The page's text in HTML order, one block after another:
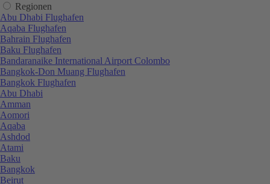
Regionen
Abu Dhabi Flughafen
Aqaba Flughafen
Bahrain Flughafen
Baku Flughafen
Bandaranaike International Airport Colombo
Bangkok-Don Muang Flughafen
Bangkok Flughafen
Abu Dhabi
Amman
Aomori
Aqaba
Ashdod
Atami
Baku
Bangkok
Beirut